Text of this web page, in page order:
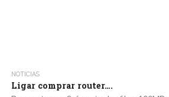
NOTICIAS
Ligar comprar router….